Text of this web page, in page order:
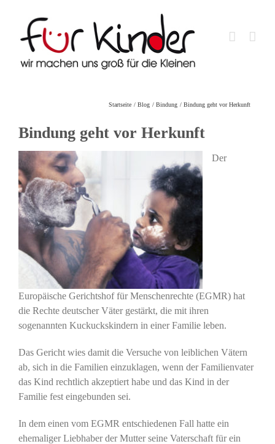
content
Startseite Blog Bindung Bindung geht vor Herkunft
Bindung geht vor Herkunft
Der
Europäische Gerichtshof für Menschenrechte (EGMR) hat
die Rechte deutscher Väter gestärkt, die mit ihren
sogenannten Kuckuckskindern in einer Familie leben.
Das Gericht wies damit die Versuche von leiblichen Vätern
ab, sich in die Familien einzuklagen, wenn der Familienvater
das Kind rechtlich akzeptiert habe und das Kind in der
Familie fest eingebunden sei.
In dem einen vom EGMR entschiedenen Fall hatte ein
ehemaliger Liebhaber der Mutter seine Vaterschaft für ein